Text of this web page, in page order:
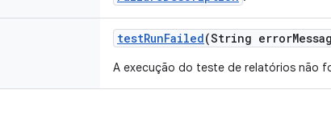
testRunFailed(String error
A execução do teste de relatórios não